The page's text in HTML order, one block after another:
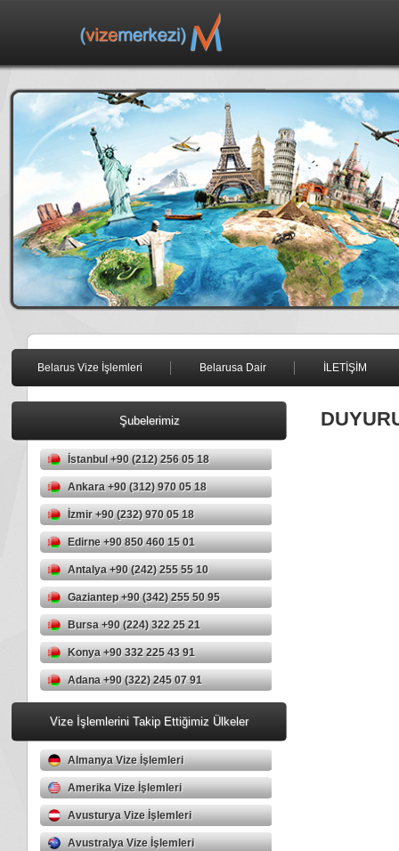
Belarus Vize İşlemleri Belarusa Dair İLETİŞİM
Şubelerimiz
İstanbul +90 (212) 256 05 18
Ankara +90 (312) 970 05 18
İzmir +90 (232) 970 05 18
Edirne +90 850 460 15 01
Antalya +90 (242) 255 55 10
Gaziantep +90 (342) 255 50 95
Bursa +90 (224) 322 25 21
Konya +90 332 225 43 91
Adana +90 (322) 245 07 91
Vize İşlemlerini Takip Ettiğimiz Ülkeler
Almanya Vize İşlemleri
Amerika Vize İşlemleri
Avusturya Vize İşlemleri
Avustralya Vize İşlemleri